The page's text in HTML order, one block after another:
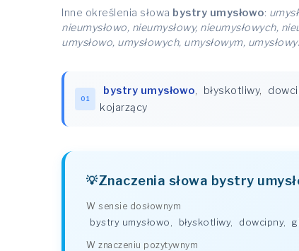
Inne określenia słowa bystry umysłowo:
nieumysłowo, nieumysłowy, nieumysłowych,
umysłowo, umysłowych, umysłowym,
01
bystry umysłowo, błyskotliwy,
kojarzący
Znaczenia słowa bystry
W sensie dosłownym
bystry umysłowo błyskotliwy, dowcipny,
W znaczeniu pozytywnym